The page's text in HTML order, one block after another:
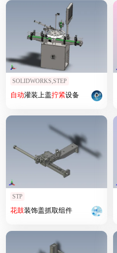
SOLIDWORKS,STEP
自动灌装上盖拧紧设备
STP
花鼓装饰盖抓取组件